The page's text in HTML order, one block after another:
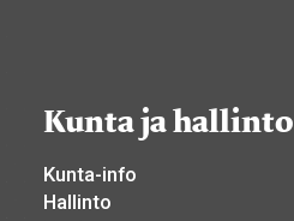
Kunta ja hallinto
Kunta-info
Hallinto